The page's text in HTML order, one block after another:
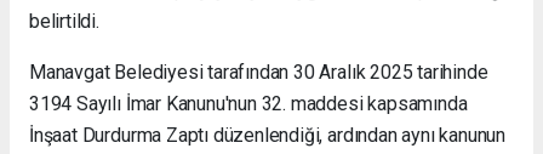
belirtildi.
Manavgat Belediyesi tarafından 30 Aralık 2025 tarihinde
3194 Sayılı İmar Kanunu'nun 32. maddesi kapsamında
İnşaat Durdurma Zaptı düzenlendiği, ardından aynı kanunun